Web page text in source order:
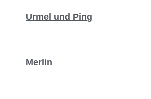
Urmel und Ping
Merlin